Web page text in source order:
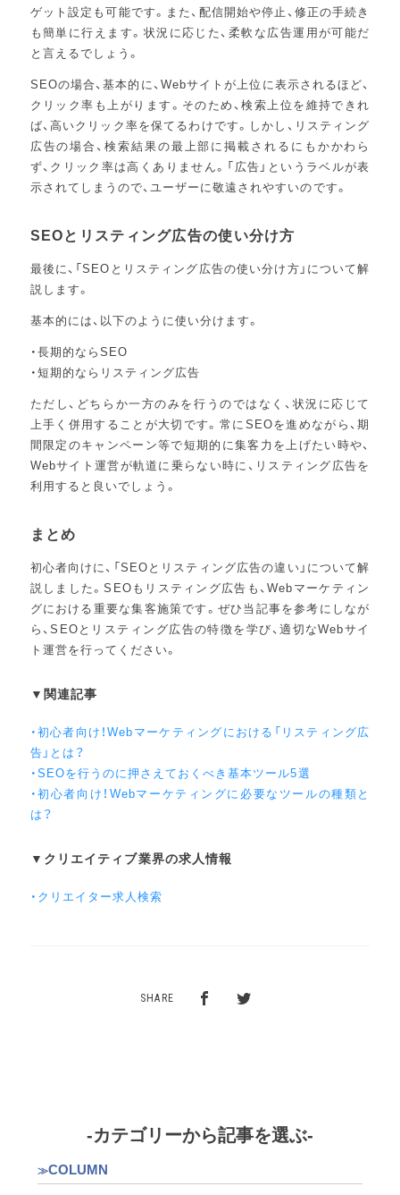
ゲット設定も可能です。また、配信開始や停止、修正の手続き
も簡単に行えます。状況に応じた、柔軟な広告運用が可能だ
と言えるでしょう。
SEOの場合、基本的に、Webサイトが上位に表示されるほど、
クリック率も上がります。そのため、検索上位を維持できれ
ば、高いクリック率を保てるわけです。しかし、リスティング
広告の場合、検索結果の最上部に掲載されるにもかかわら
ず、クリック率は高くありません。「広告」というラベルが表
示されてしまうので、ユーザーに敬遠されやすいのです。
SEOとリスティング広告の使い分け方
最後に、「SEOとリスティング広告の使い分け方」について解
説します。
基本的には、以下のように使い分けます。
・長期的ならSEO
・短期的ならリスティング広告
ただし、どちらか一方のみを行うのではなく、状況に応じて
上手く併用することが大切です。常にSEOを進めながら、期
間限定のキャンペーン等で短期的に集客力を上げたい時や、
Webサイト運営が軌道に乗らない時に、リスティング広告を
利用すると良いでしょう。
まとめ
初心者向けに、「SEOとリスティング広告の違い」について解
説しました。SEOもリスティング広告も、Webマーケティン
グにおける重要な集客施策です。ぜひ当記事を参考にしなが
ら、SEOとリスティング広告の特徴を学び、適切なWebサイ
ト運営を行ってください。
▼関連記事
・初心者向け！Webマーケティングにおける「リスティング広
告」とは？
・SEOを行うのに押さえておくべき基本ツール5選
・初心者向け！Webマーケティングに必要なツールの種類と
は？
▼クリエイティブ業界の求人情報
・クリエイター求人検索
SHARE
-カテゴリーから記事を選ぶ-
COLUMN